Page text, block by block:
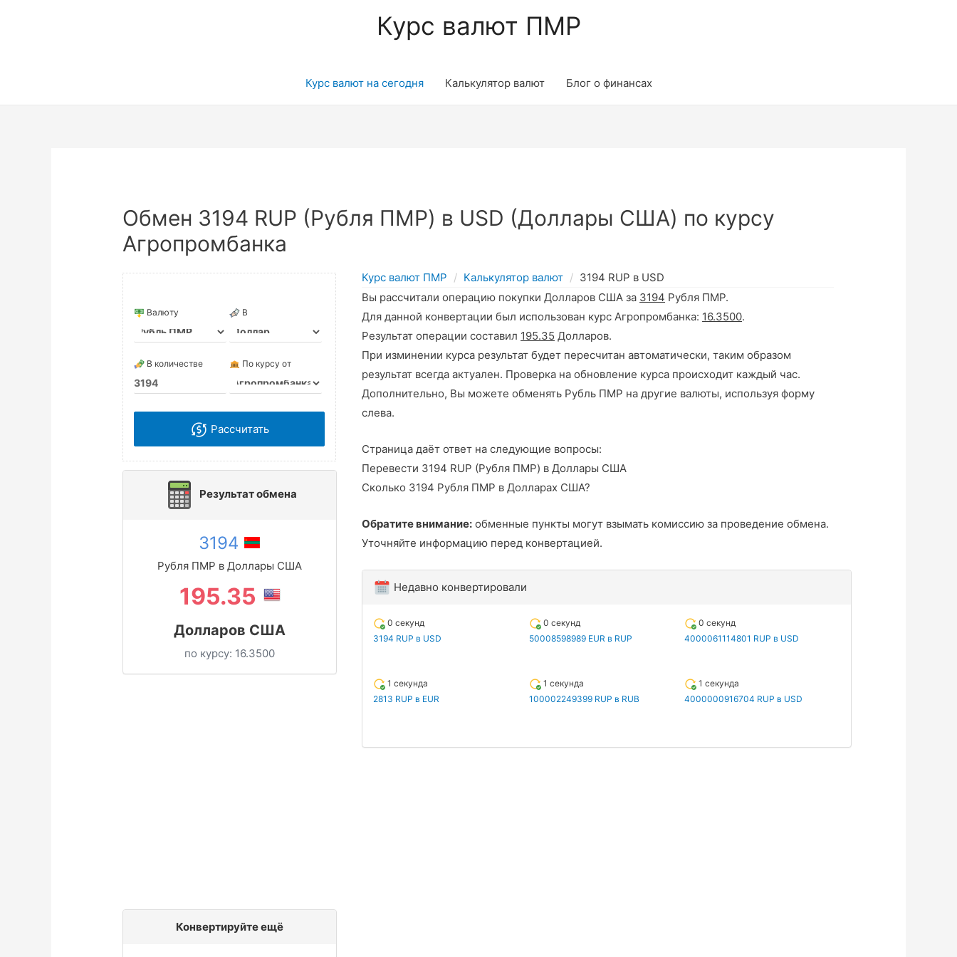
Курс валют ПМР
Курс валют на сегодня Калькулятор валют Блог о финансах
Обмен 3194 RUP (Рубля ПМР) в USD (Доллары США) по курсу
Агропромбанка
Валюту В
В количестве По курсу от
Рассчитать
Результат обмена
3194
Рубля ПМР в Доллары США
195.35
Долларов США
по курсу: 16.3500
Конвертируйте ещё
Курс валют ПМР Калькулятор валют
3194 RUP в USD
Вы рассчитали операцию покупки Долларов США за 3194 Рубля ПМР.
Для данной конвертации был использован курс Агропромбанка: 16.3500.
Результат операции составил 195.35 Долларов.
При изминении курса результат будет пересчитан автоматически, таким образом
результат всегда актуален. Проверка на обновление курса происходит каждый час.
Дополнительно, Вы можете обменять Рубль ПМР на другие валюты, используя форму
слева.
Страница даёт ответ на следующие вопросы:
Перевести 3194 RUP (Рубля ПМР) в Доллары США
Сколько 3194 Рубля ПМР в Долларах США?
Обратите внимание: обменные пункты могут взымать комиссию за проведение обмена.
Уточняйте информацию перед конвертацией.
Недавно конвертировали
0 секунд
3194 RUP в USD
0 секунд
50008598989 EUR в RUP
0 секунд
4000061114801 RUP в USD
1 секунда
2813 RUP в EUR
1 секунда
100002249399 RUP в RUB
1 секунда
4000000916704 RUP в USD